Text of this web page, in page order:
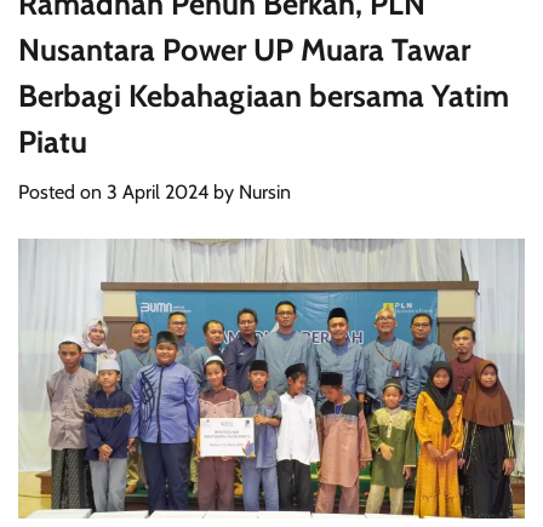
Nusantara Power UP Muara Tawar
Berbagi Kebahagiaan bersama Yatim
Piatu
Posted on 3 April 2024 by Nursin